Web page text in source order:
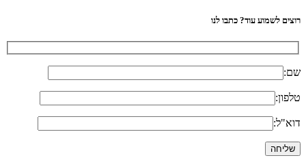
רוצים לשמוע עוד? כתבו לנו
שם:
טלפון:
דוא"ל: